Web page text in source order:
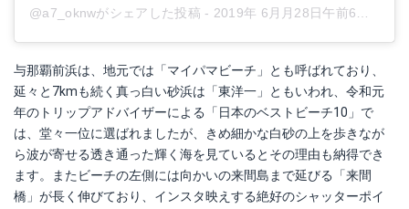
@a7_oknwがシェアした投稿 - 2019年 6月月28日午前6時44分PDT
与那覇前浜は、地元では「マイパマビーチ」とも呼ばれており、
延々と7kmも続く真っ白い砂浜は「東洋一」ともいわれ、令和元
年のトリップアドバイザーによる「日本のベストビーチ10」で
は、堂々一位に選ばれましたが、きめ細かな白砂の上を歩きなが
ら波が寄せる透き通った輝く海を見ているとその理由も納得でき
ます。またビーチの左側には向かいの来間島まで延びる「来間
橋」が長く伸びており、インスタ映えする絶好のシャッターポイ